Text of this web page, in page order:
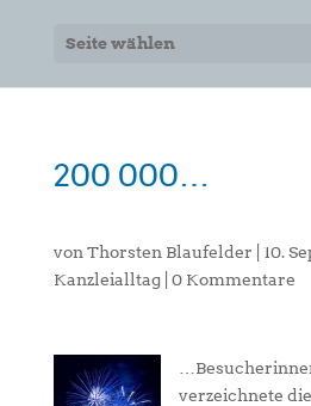
Seite wählen
200 000…
von Thorsten Blaufelder 10.
Kanzleialltag
0 Kommentare
verzeichnete